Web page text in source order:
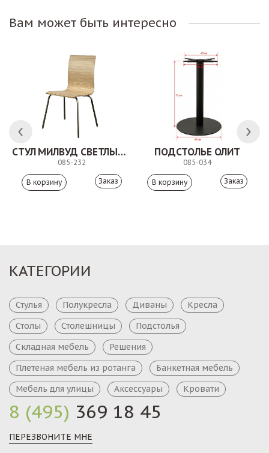
Вам может быть интересно
СТУЛ МИЛВУД СВЕТЛЫЙ ШЕЛК
085-232
Заказ
ПОДСТОЛЬЕ ОЛИТ
085-034
Заказ
8 (495) 369 18 45
ПЕРЕЗВОНИТЕ МНЕ
КАТЕГОРИИ
Стулья Полукресла Диваны
Кресла
Столы
Столешницы
Подстолья
Складная мебель
Решения
Плетеная мебель из ротанга
Банкетная мебель
Мебель для улицы
Аксессуары Кровати